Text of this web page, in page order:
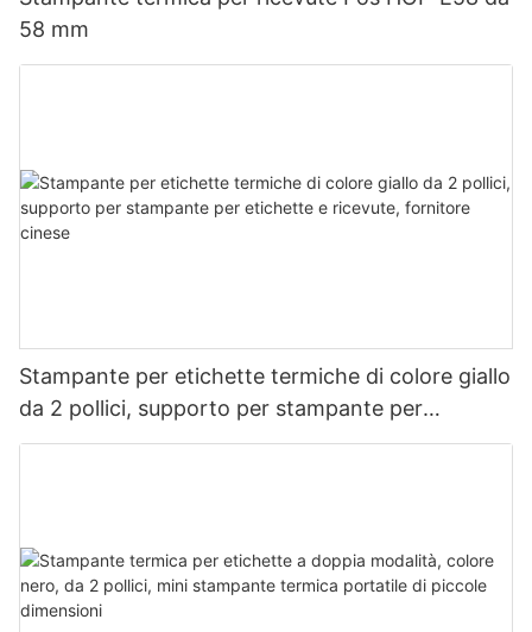
58 mm
Stampante per etichette termiche di colore giallo
da 2 pollici, supporto per stampante per
etichette e ricevute, fornitore cinese